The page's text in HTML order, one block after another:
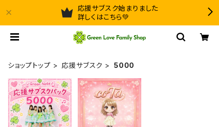
応援サブスク始まりました
詳しくはこちら💚
ショップトップ 応援サブスク 5000